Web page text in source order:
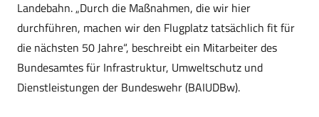
Landebahn. „Durch die Maßnahmen, die wir hier
durchführen, machen wir den Flugplatz tatsächlich fit für
die nächsten 50 Jahre“, beschreibt ein Mitarbeiter des
Bundesamtes für Infrastruktur, Umweltschutz und
Dienstleistungen der Bundeswehr (BAIUDBw).